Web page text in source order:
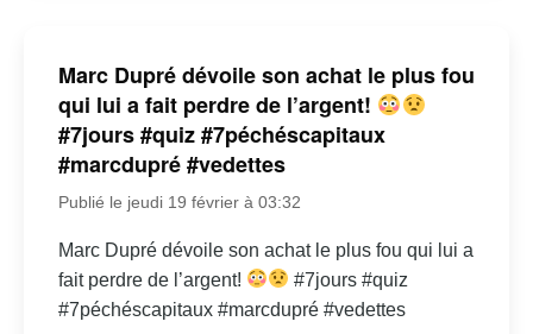
Marc Dupré dévoile son achat le plus fou
qui lui a fait perdre de l’argent!
#7jours #quiz #7péchéscapitaux
#marcdupré #vedettes
Publié le jeudi 19 février à 03:32
Marc Dupré dévoile son achat le plus fou qui lui a
fait perdre de l’argent!
#7jours #quiz
#7péchéscapitaux #marcdupré #vedettes